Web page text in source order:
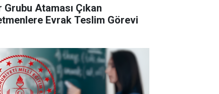
Grubu Ataması Çıkan
Evrak Teslim Görevi